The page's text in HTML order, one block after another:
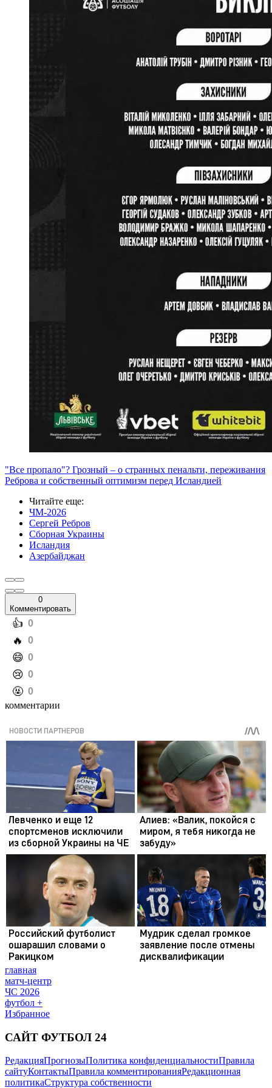
"Все пропало"? Грозный – о странных пенальти, переживания
Реброва и собственный оптимизм перед Исландией
Читайте еще:
ЧМ-2026
Сергей Ребров
Сборная Украины
Исландия
Азербайджан
0
Комментировать
️👍 0
️🔥 0
️😄 0
️😢 0
️🤬 0
комментарии
главная
матч-центр
ЧС 2026
футбол +
Избранное
САЙТ ФУТБОЛ 24
РедакцияПрогнозыПолитика конфиденциальностиПравила
сайтуКонтактыПравила комментированияРедакционная
политикаСтруктура собственности